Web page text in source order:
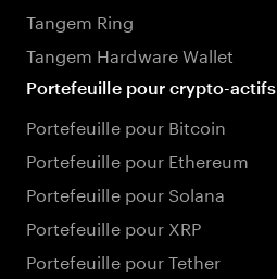
Tangem Ring
Tangem Hardware Wallet
Portefeuille pour crypto-actifs
Portefeuille pour Bitcoin
Portefeuille pour Ethereum
Portefeuille pour Solana
Portefeuille pour XRP
Portefeuille pour Tether